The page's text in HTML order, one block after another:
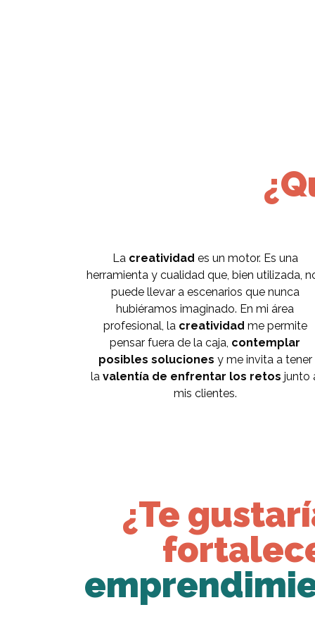
Lacreatividad es un motor. Es una
herramienta y cualidad que, bien utilizada,
puede llevar a escenarios que nunca
hubiéramos imaginado. En mi área
profesional, la creatividad me permite
pensar fuera de la caja, contemplar
posibles soluciones y me invita a tener
lavalentía de enfrentar los retos junto
mis clientes.
¿Te